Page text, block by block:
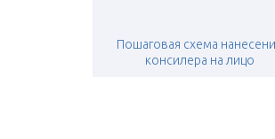
Пошаговая схема
консилера на лицо